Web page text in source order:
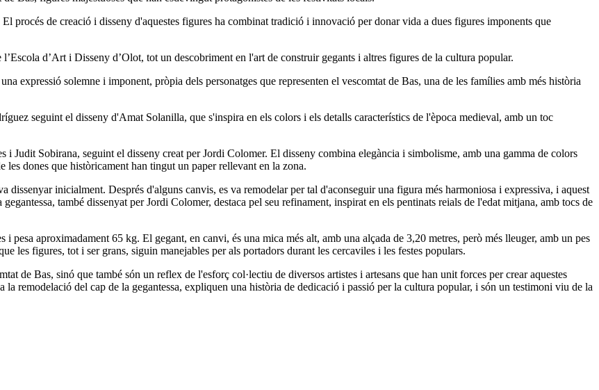
procés de creació i disseny d'aquestes figures ha combinat tradició i innovació per donar vida a dues figures imponents que
d’Art i Disseny d’Olot, tot un descobriment en l'art de construir gegants i altres figures de la cultura popular.
expressió solemne i imponent, pròpia dels personatges que representen el vescomtat de Bas, una de les famílies amb més història
seguint el disseny d'Amat Solanilla, que s'inspira en els colors i els detalls característics de l'època medieval, amb un toc
i Judit Sobirana, seguint el disseny creat per Jordi Colomer. El disseny combina elegància i simbolisme, amb una gamma de colors
dones que històricament han tingut un paper rellevant en la zona.
dissenyar inicialment. Després d'alguns canvis, es va remodelar per tal d'aconseguir una figura més harmoniosa i expressiva, i aquest
també dissenyat per Jordi Colomer, destaca pel seu refinament, inspirat en els pentinats reials de l'edat mitjana, amb tocs de
i pesa aproximadament 65 kg. El gegant, en canvi, és una mica més alt, amb una alçada de 3,20 metres, però més lleuger, amb un pes
les figures, tot i ser grans, siguin manejables per als portadors durant les cercaviles i les festes populars.
de Bas, sinó que també són un reflex de l'esforç col·lectiu de diversos artistes i artesans que han unit forces per crear aquestes
remodelació del cap de la gegantessa, expliquen una història de dedicació i passió per la cultura popular, i són un testimoni viu de la